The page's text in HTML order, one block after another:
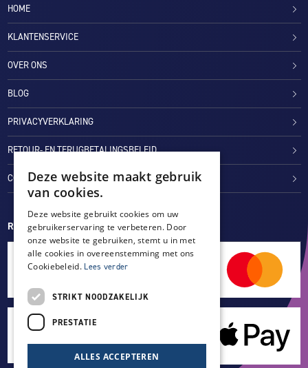
HOME
KLANTENSERVICE
OVER ONS
BLOG
PRIVACYVERKLARING
RETOUR- EN TERUGBETALINGSBELEID
COOKIES
REVIEWMERK
Deze website maakt gebruik
van cookies.
Deze website gebruikt cookies om uw
gebruikerservaring te verbeteren. Door
onze website te gebruiken, stemt u in met
alle cookies in overeenstemming met ons
Cookiebeleid. Lees verder
STRIKT NOODZAKELIJK
PRESTATIE
ALLES ACCEPTEREN